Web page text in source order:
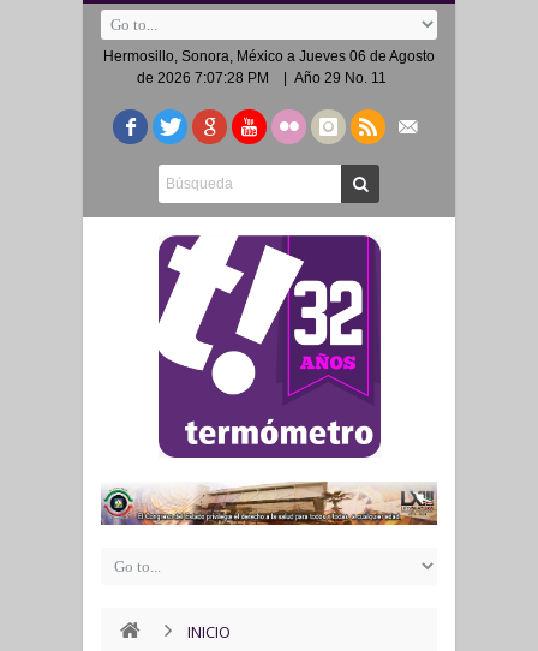
Hermosillo, Sonora, México a Jueves 06 de Agosto
de 2026 7:07:28 PM
| Año 29 No. 11
INICIO